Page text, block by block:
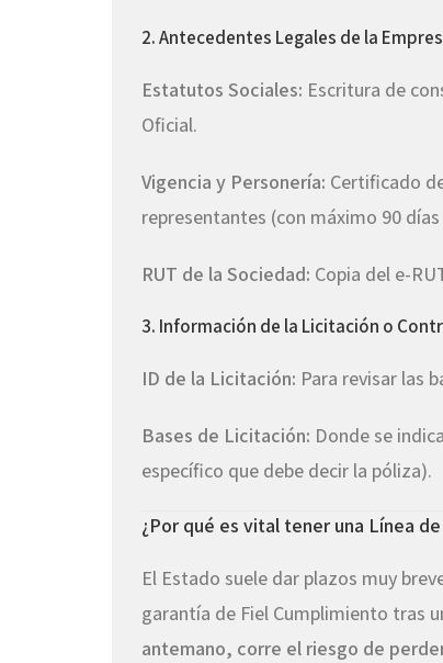
2. Antecedentes Legales de la
Estatutos Sociales: Escritura de
Oficial.
Vigencia y Personería: Certificado
representantes (con máximo 90
RUT de la Sociedad: Copia del e-
3. Información de la Licitación o
ID de la Licitación: Para revisar las
Bases de Licitación: Donde se
específico que debe decir la póliza).
¿Por qué es vital tener una Línea
El Estado suele dar plazos muy
garantía de Fiel Cumplimiento tras
antemano, corre el riesgo de